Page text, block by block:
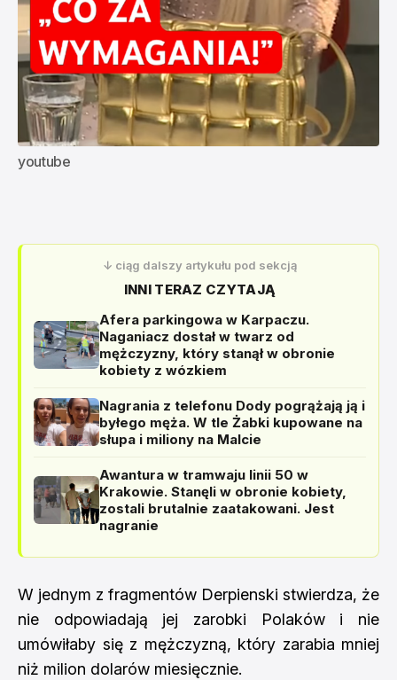
youtube
↓ ciąg dalszy artykułu pod sekcją
INNI TERAZ CZYTAJĄ
Afera parkingowa w Karpaczu.
Naganiacz dostał w twarz od
mężczyzny, który stanął w obronie
kobiety z wózkiem
Nagrania z telefonu Dody pogrążają ją i
byłego męża. W tle Żabki kupowane na
słupa i miliony na Malcie
Awantura w tramwaju linii 50 w
Krakowie. Stanęli w obronie kobiety,
zostali brutalnie zaatakowani. Jest
nagranie
W jednym z fragmentów Derpienski stwierdza, że
nie odpowiadają jej zarobki Polaków i nie
umówiłaby się z mężczyzną, który zarabia mniej
niż milion dolarów miesięcznie.